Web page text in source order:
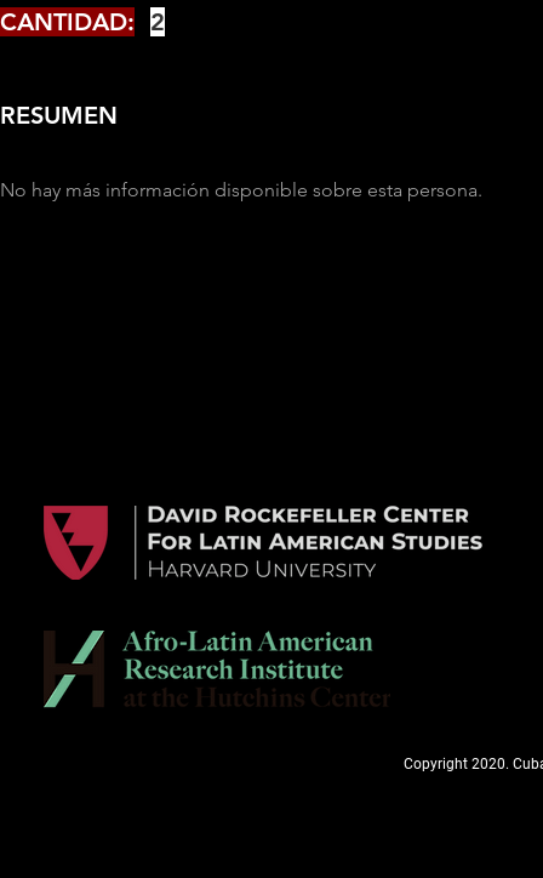
CANTIDAD: 2
RESUMEN
No hay más información disponible sobre esta persona.
Copyright 2020.